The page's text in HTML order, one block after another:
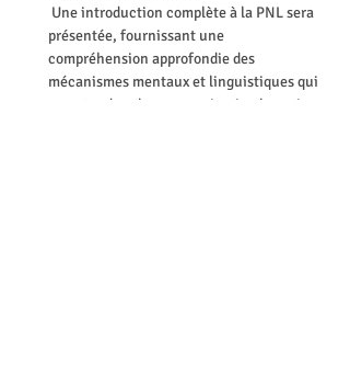
présentée, fournissant une
compréhension approfondie des
mécanismes mentaux et linguistiques qui
sous-tendent la communication humaine.